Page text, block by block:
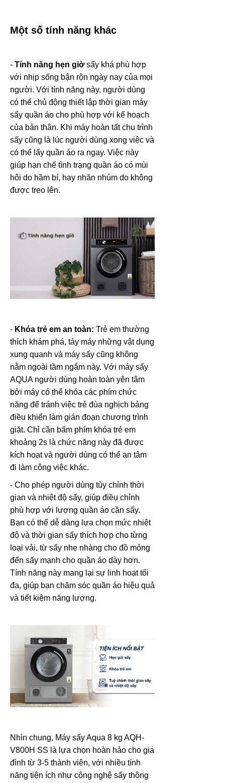
Một số tính năng khác
- Tính năng hẹn giờsấy khá phù hợp
với nhịp sống bận rộn ngày nay của mọi
người. Với tính năng này, người dùng
có thể chủ động thiết lập thời gian máy
sấy quần áo cho phù hợp với kế hoạch
của bản thân. Khi máy hoàn tất chu trình
sấy cũng là lúc người dùng xong việc và
có thể lấy quần áo ra ngay. Việc này
giúp hạn chế tình trạng quần áo có mùi
hôi do hầm bí, hay nhăn nhúm do không
được treo lên.
- Khóa trẻ em an toàn: Trẻ em thường
thích khám phá, táy máy những vật dụng
xung quanh và máy sấy cũng không
nằm ngoài tầm ngắm này. Với máy sấy
AQUA người dùng hoàn toàn yên tâm
bởi máy có thể khóa các phím chức
năng để tránh việc trẻ đùa nghịch bảng
điều khiển làm gián đoạn chương trình
giặt. Chỉ cần bấm phím khóa trẻ em
khoảng 2s là chức năng này đã được
kích hoạt và người dùng có thể an tâm
đi làm công việc khác.
- Cho phép người dùng tùy chỉnh thời
gian và nhiệt độ sấy, giúp điều chỉnh
phù hợp với lượng quần áo cần sấy.
Bạn có thể dễ dàng lựa chọn mức nhiệt
độ và thời gian sấy thích hợp cho từng
loại vải, từ sấy nhẹ nhàng cho đồ mỏng
đến sấy mạnh cho quần áo dày hơn.
Tính năng này mang lại sự linh hoạt tối
đa, giúp bạn chăm sóc quần áo hiệu quả
và tiết kiệm năng lượng.
Nhìn chung, Máy sấy Aqua 8 kg AQH-
V800H SS là lựa chọn hoàn hảo cho gia
đình từ 3-5 thành viên, với nhiều tính
năng tiện ích như công nghệ sấy thông